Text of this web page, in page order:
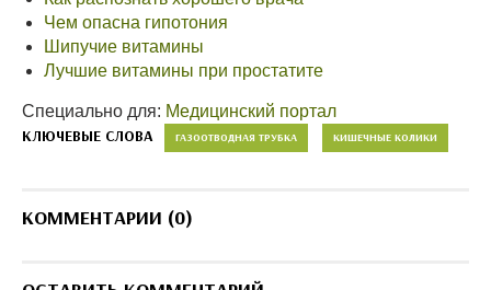
Чем опасна гипотония
Шипучие витамины
Лучшие витамины при простатите
Специально для: Медицинский портал
КЛЮЧЕВЫЕ СЛОВА ГАЗООТВОДНАЯ ТРУБКА КИШЕЧНЫЕ КОЛИКИ
КОММЕНТАРИИ (0)